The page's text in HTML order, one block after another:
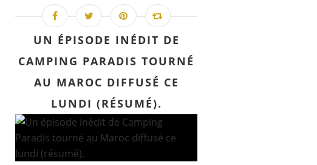
UN ÉPISODE INÉDIT DE
CAMPING PARADIS TOURNÉ
AU MAROC DIFFUSÉ CE
LUNDI (RÉSUMÉ).